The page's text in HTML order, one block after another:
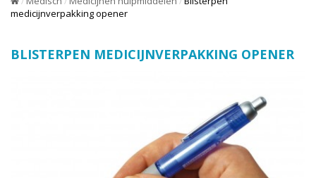
medicijnverpakking opener
BLISTERPEN MEDICIJNVERPAKKING OPENER